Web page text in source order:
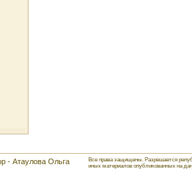
- Атаулова Ольга
Все права защищены. Разрешается
иных материалов опубликованных на